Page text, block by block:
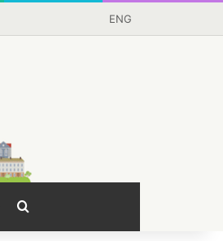
ENG
Поищем?